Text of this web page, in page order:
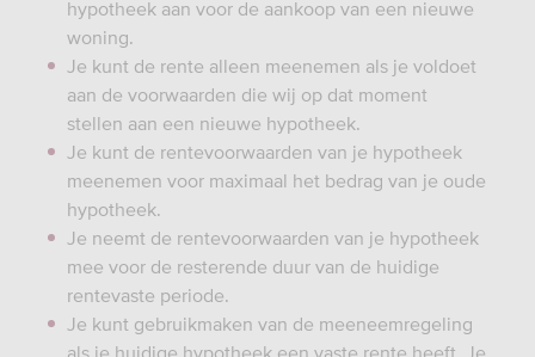
hypotheek aan voor de aankoop van een nieuwe
woning.
Je kunt de rente alleen meenemen als je voldoet
aan de voorwaarden die wij op dat moment
stellen aan een nieuwe hypotheek.
Je kunt de rentevoorwaarden van je hypotheek
meenemen voor maximaal het bedrag van je oude
hypotheek.
Je neemt de rentevoorwaarden van je hypotheek
mee voor de resterende duur van de huidige
rentevaste periode.
Je kunt gebruikmaken van de meeneemregeling
als je huidige hypotheek een vaste rente heeft. Je